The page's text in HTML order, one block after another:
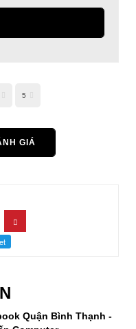
5
GIÁ
Quận Bình Thạnh -